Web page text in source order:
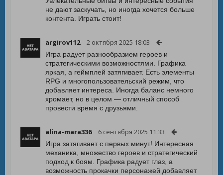
не дают заскучать, но иногда хочется больше
контента. Играть стоит!
argirov112 2 октября 2025 18:03
Игра радует разнообразием героев и
стратегическими возможностями. Графика
яркая, а геймплей затягивает. Есть элементы
RPG и многопользовательский режим, что
добавляет интереса. Иногда баланс немного
хромает, но в целом — отличный способ
провести время с друзьями.
alina-mara336 6 сентября 2025 11:33
Игра затягивает с первых минут! Интересная
механика, множество героев и стратегический
подход к боям. Графика радует глаз, а
возможность прокачки персонажей добавляет